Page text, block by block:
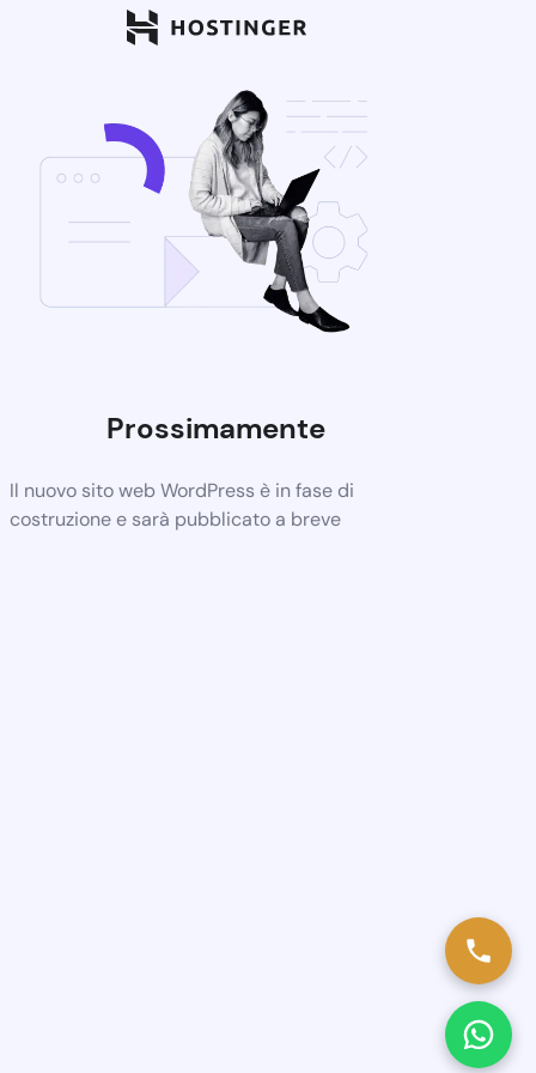
Prossimamente
Il nuovo sito web WordPress è in fase di
costruzione e sarà pubblicato a breve